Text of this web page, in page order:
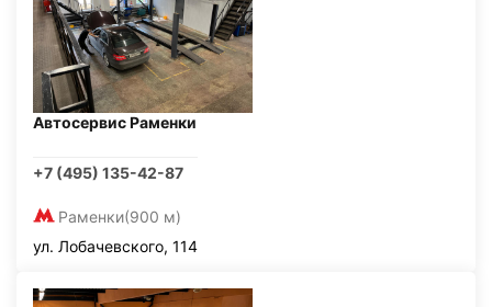
Автосервис Раменки
+7 (495) 135-42-87
Раменки(900 м)
ул. Лобачевского, 114